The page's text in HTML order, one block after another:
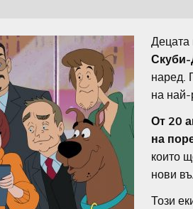
Децата
наред.
на най-
От 20
на
които
нови
Този